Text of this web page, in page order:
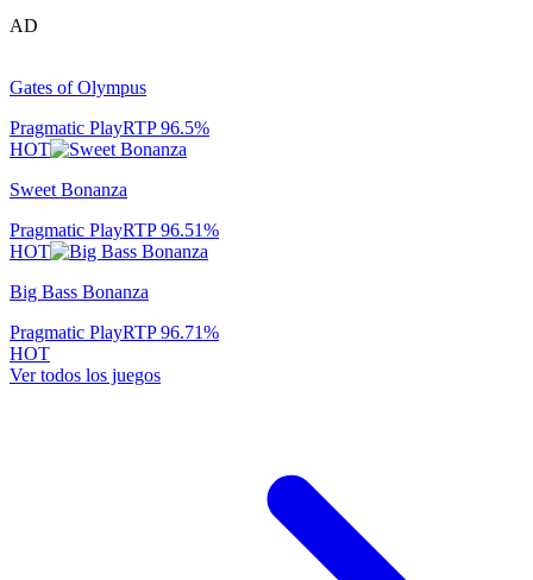
AD
Gates of Olympus
Pragmatic PlayRTP96.5%
HOT
Sweet Bonanza
Pragmatic PlayRTP96.51%
HOT
Big Bass Bonanza
Pragmatic PlayRTP96.71%
HOT
Ver todos los juegos